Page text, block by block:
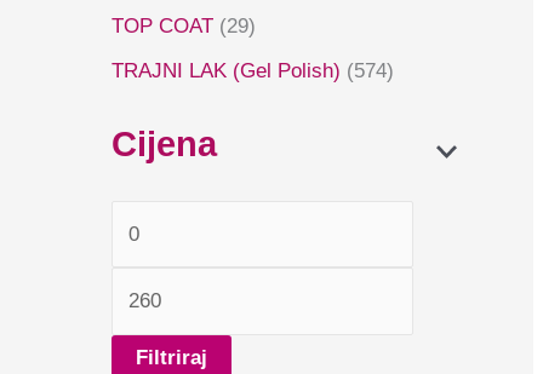
TOP COAT (29)
TRAJNI LAK (Gel Polish) (574)
Cijena
Filtriraj